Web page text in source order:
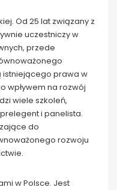
Od 25 lat związany z
uczestniczy w
przede
istniejącego prawa w
wpływem na rozwój
wiele szkoleń,
i panelista.
do
rozwoju
w Polsce. Jest